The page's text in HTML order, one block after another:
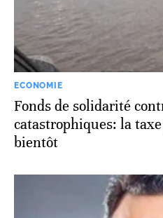
ECONOMIE
Fonds de solidarité
catastrophiques: la
bientôt